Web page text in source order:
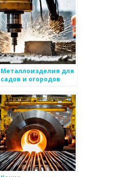
Металлоизделия для
садов и огородов